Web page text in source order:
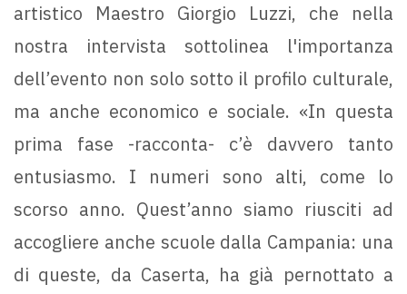
artistico Maestro Giorgio Luzzi, che nella
nostra intervista sottolinea l'importanza
dell’evento non solo sotto il profilo culturale,
ma anche economico e sociale. «In questa
prima fase -racconta- c’è davvero tanto
entusiasmo. I numeri sono alti, come lo
scorso anno. Quest’anno siamo riusciti ad
accogliere anche scuole dalla Campania: una
di queste, da Caserta, ha già pernottato a